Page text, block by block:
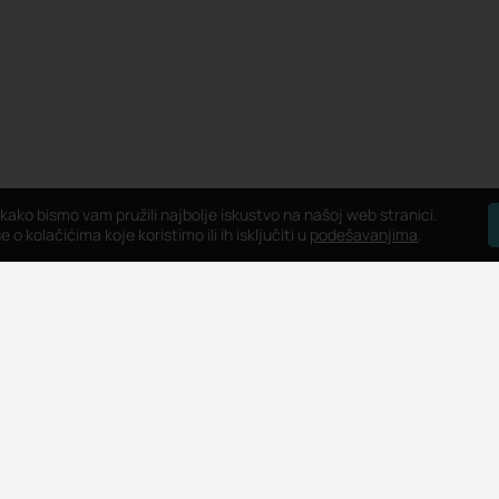
bismo vam pružili najbolje iskustvo na našoj web stranici.
o kolačićima koje koristimo ili ih isključiti u podešavanjima.